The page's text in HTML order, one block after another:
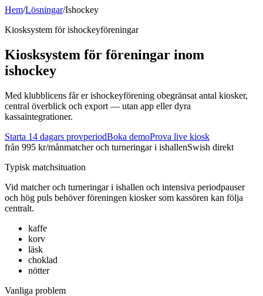
Hem/Lösningar/Ishockey
Kiosksystem förishockeyföreningar
Kiosksystem för föreningar inom
ishockey
Med klubblicens får er ishockeyförening obegränsat antal kiosker,
central överblick och export — utan app eller dyra
kassaintegrationer.
Starta 14 dagars provperiodBoka demoProva live kiosk
från 995 kr/månmatcher och turneringar i ishallenSwish direkt
Typisk matchsituation
Vid matcher och turneringar i ishallen och intensiva periodpauser
och hög puls behöver föreningen kiosker som kassören kan följa
centralt.
kaffe
korv
läsk
choklad
nötter
Vanliga problem